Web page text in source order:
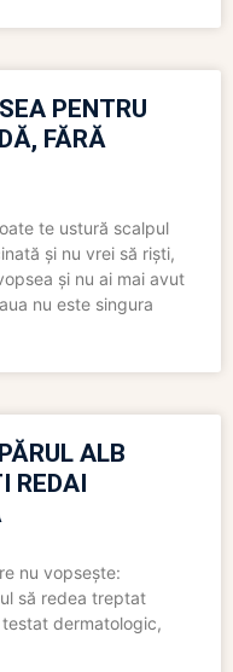
PENTRU
FĂRĂ
te ustură scalpul
și nu vrei să riști,
și nu ai mai avut
nu este singura
ALB
REDAI
nu vopsește:
să redea treptat
dermatologic,